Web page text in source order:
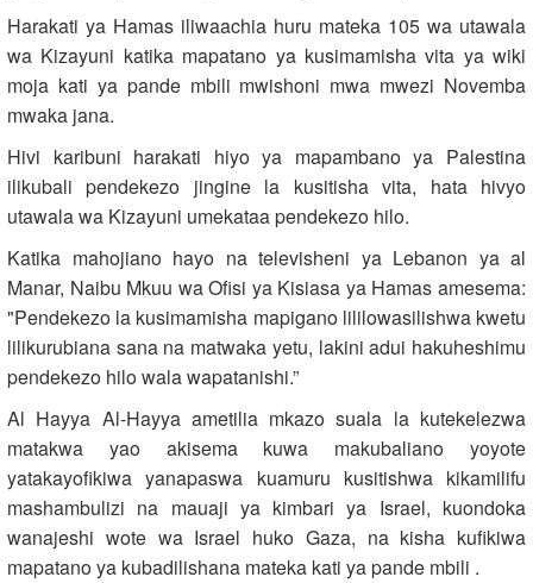
Harakati ya Hamas iliwaachia huru mateka 105 wa utawala
wa Kizayuni katika mapatano ya kusimamisha vita ya wiki
moja kati ya pande mbili mwishoni mwa mwezi Novemba
mwaka jana.
Hivi karibuni harakati hiyo ya mapambano ya Palestina
ilikubali pendekezo jingine la kusitisha vita, hata hivyo
utawala wa Kizayuni umekataa pendekezo hilo.
Katika mahojiano hayo na televisheni ya Lebanon ya al
Manar, Naibu Mkuu wa Ofisi ya Kisiasa ya Hamas amesema:
"Pendekezo la kusimamisha mapigano lililowasilishwa kwetu
lilikurubiana sana na matwaka yetu, lakini adui hakuheshimu
pendekezo hilo wala wapatanishi.”
Al Hayya Al-Hayya ametilia mkazo suala la kutekelezwa
matakwa yao akisema kuwa makubaliano yoyote
yatakayofikiwa yanapaswa kuamuru kusitishwa kikamilifu
mashambulizi na mauaji ya kimbari ya Israel, kuondoka
wanajeshi wote wa Israel huko Gaza, na kisha kufikiwa
mapatano ya kubadilishana mateka kati ya pande mbili .